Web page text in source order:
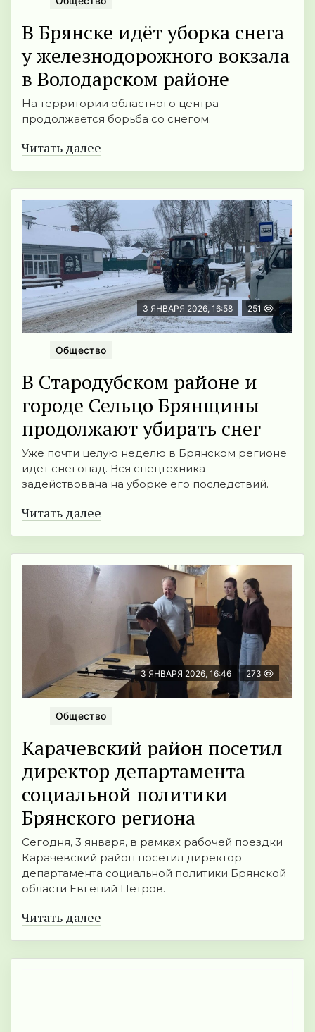
В Брянске идёт уборка снега
у железнодорожного вокзала
в Володарском районе
На территории областного центра
продолжается борьба со снегом.
Читать далее
3 ЯНВАРЯ 2026, 16:58 251
Общество
В Стародубском районе и
городе Сельцо Брянщины
продолжают убирать снег
Уже почти целую неделю в Брянском регионе
идёт снегопад. Вся спецтехника
задействована на уборке его последствий.
Читать далее
3 ЯНВАРЯ 2026, 16:46 273
Общество
Карачевский район посетил
директор департамента
социальной политики
Брянского региона
Сегодня, 3 января, в рамках рабочей поездки
Карачевский район посетил директор
департамента социальной политики Брянской
области Евгений Петров.
Читать далее